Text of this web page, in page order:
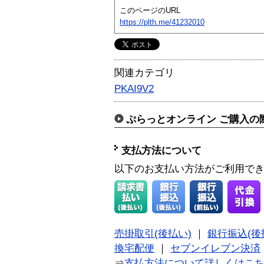
このページのURL
https://plth.me/41232010
関連カテゴリ
PKAI9V2
ぷらっとオンライン ご購入の
支払方法について
以下のお支払い方法がご利用で
売掛取引(後払い) ｜ 銀行振込(後
換宅配便 ｜ セブンイレブン決済